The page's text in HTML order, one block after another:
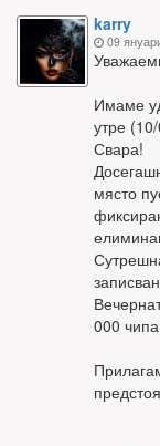
karry
09
Имаме
утре
Свара!
място
000